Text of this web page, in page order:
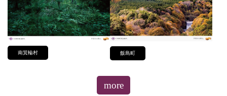
南箕輪村 飯島町
more